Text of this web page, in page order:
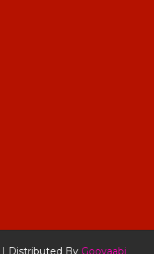
| Distributed By Gooyaabi